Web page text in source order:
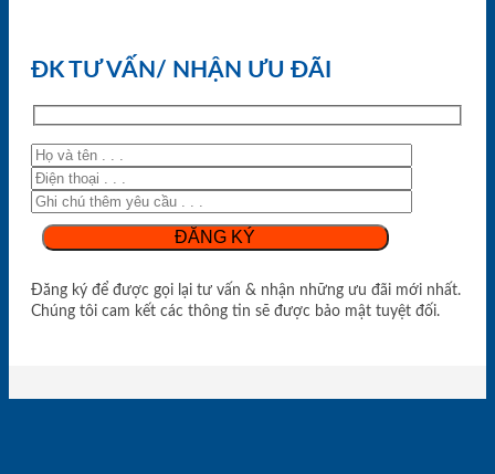
ĐK TƯ VẤN/ NHẬN ƯU ĐÃI
Đăng ký để được gọi lại tư vấn & nhận những ưu đãi mới nhất.
Chúng tôi cam kết các thông tin sẽ được bảo mật tuyệt đối.